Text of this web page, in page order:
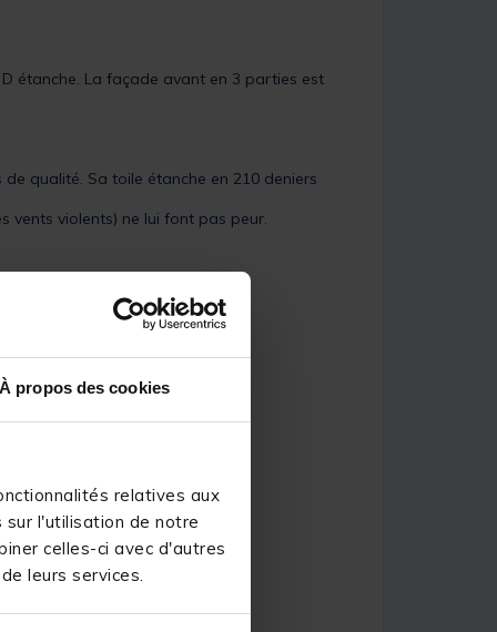
À propos des cookies
relatives aux
l'utilisation de notre
celles-ci avec d'autres
leurs services.
étanche. La façade avant en 3 parties est
qualité. Sa toile étanche en 210 deniers
vents violents) ne lui font pas peur.